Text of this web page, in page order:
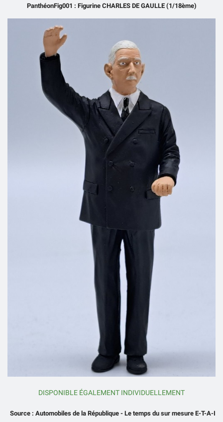
PanthéonFig001 : Figurine CHARLES DE GAULLE (1/18ème)
DISPONIBLE ÉGALEMENT INDIVIDUELLEMENT
Source : Automobiles de la République - Le temps du sur mesure E-T-A-I